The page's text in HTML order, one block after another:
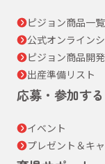
ピジョン商品一覧
公式オンライン
ピジョン商品開
出産準備リスト
応募・参加する
イベント
プレゼント＆キ